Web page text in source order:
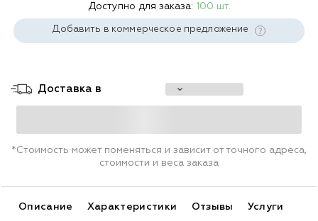
Доступно для заказа: 100 шт.
Добавить в коммерческое предложение
Доставка в
*Стоимость может поменяться и зависит от точного адреса,
стоимости и веса заказа
Описание Характеристики Отзывы Услуги